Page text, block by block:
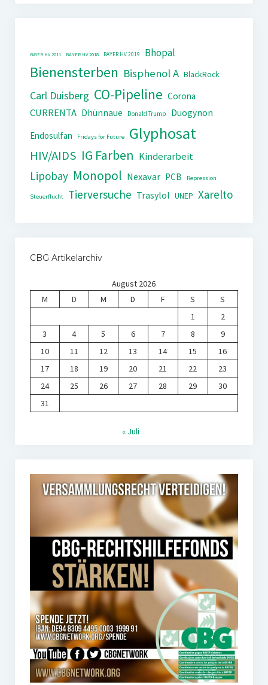
BAYER HV 2011 BAYER HV 2018 BAYER HV 2019 Bhopal
Bienensterben Bisphenol A BlackRock
Carl Duisberg CO-Pipeline Corona
CURRENTA Dhünnaue Donald Trump
Duogynon
Endosulfan
Fridays for Future Glyphosat
HIV/AIDS IG Farben Kinderarbeit
Lipobay Monopol Nexavar PCB Repression
Steuerflucht Tierversuche Trasylol UNEP Xarelto
CBG Artikelarchiv
August 2026
M
D M D F S
S
1
2
3
4 5 6 7 8
9
10
11 12 13 14 15
16
17
18 19 20 21 22
23
24
25 26 27 28 29
30
31
« Juli